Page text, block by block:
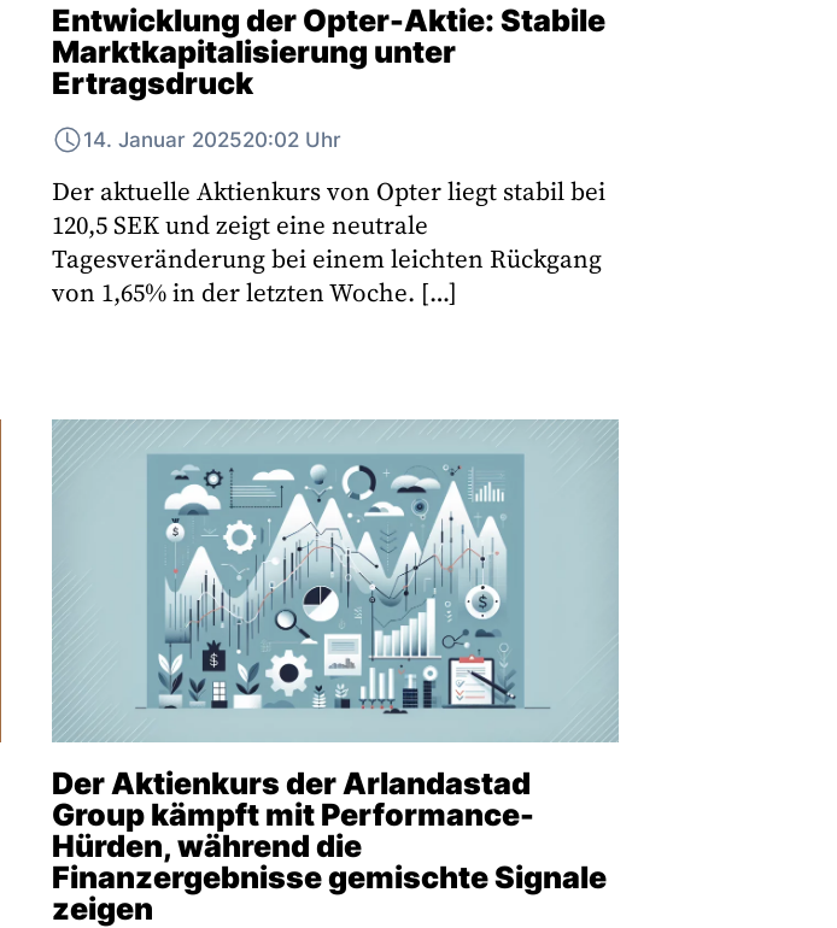
Entwicklung der Opter-Aktie: Stabile
Marktkapitalisierung unter
Ertragsdruck
14. Januar 202520:02 Uhr
Der aktuelle Aktienkurs von Opter liegt stabil bei
120,5 SEK und zeigt eine neutrale
Tagesveränderung bei einem leichten Rückgang
von 1,65% in der letzten Woche. […]
Der Aktienkurs der Arlandastad
Group kämpft mit Performance-
Hürden, während die
Finanzergebnisse gemischte Signale
zeigen